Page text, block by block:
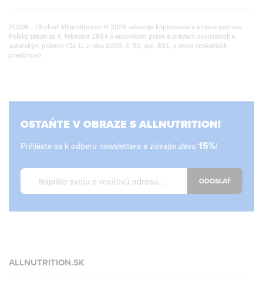
POZOR – Obchod Allnutrition.sk © 2026 zakazuje kopírovanie a šírenie popisov.
Poľský zákon zo 4. februára 1994 o autorskom práve a právach súvisiacich s
autorským právom (Dz. U. z roku 2006, č. 90, pol. 631, v znení neskorších
predpisov).
OSTAŇTE V OBRAZE S ALLNUTRITION!
Prihláste sa k odberu newslettera a získajte zľavu 15%!
ODOSLAŤ
ALLNUTRITION.SK